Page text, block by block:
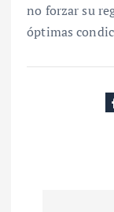
no forzar su
óptimas